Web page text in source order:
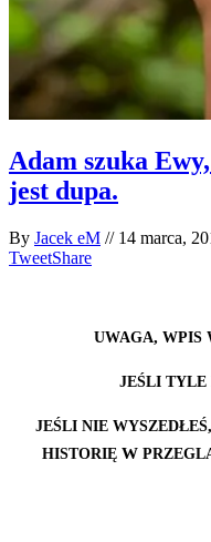
Adam szuka
jest dupa.
By Jacek eM // 14 marca,
TweetShare
UWAGA, WPIS
JEŚLI TYLE
JEŚLI NIE WYSZEDŁEŚ,
HISTORIĘW